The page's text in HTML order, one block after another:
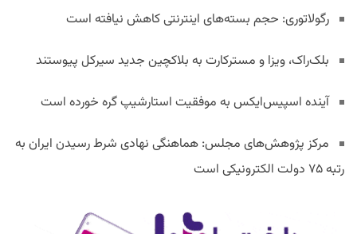
رگولاتوری: حجم بسته‌های اینترنتی کاهش نیافته است
بلک‌راک، ویزا و مسترکارت به بلاکچین جدید سیرکل پیوستند
آینده اسپیس‌ایکس به موفقیت استارشیپ گره خورده است
مرکز پژوهش‌های مجلس: هماهنگی نهادی شرط رسیدن ایران به
رتبه ۷۵ دولت الکترونیکی است